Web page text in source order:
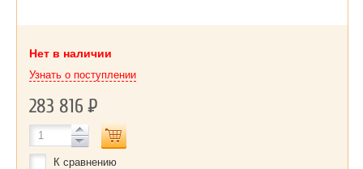
Нет в наличии
Узнать о поступлении
283 816Р
К сравнению